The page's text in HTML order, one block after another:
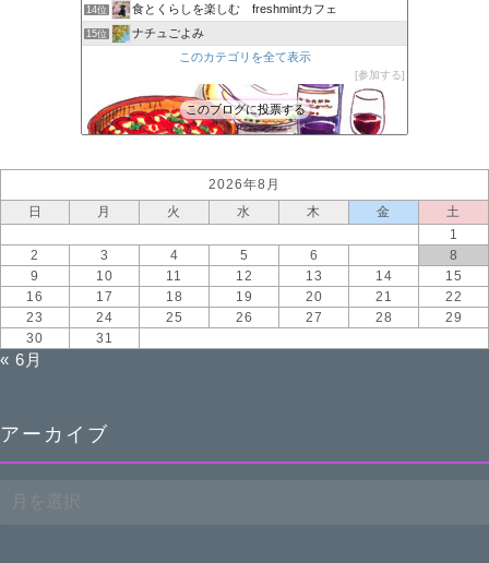
14位 食とくらしを楽しむ freshmintカフェ
15位
ナチュごよみ
このカテゴリを全て表示
参加する
このブログに投票する
2026年8月
日
月 火 水 木 金
土
1
2
3 4 5 6
8
9
10 11 12 13 14
15
16
17 18 19 20 21
22
23
24 25 26 27 28
29
30
31
« 6月
アーカイブ
ー